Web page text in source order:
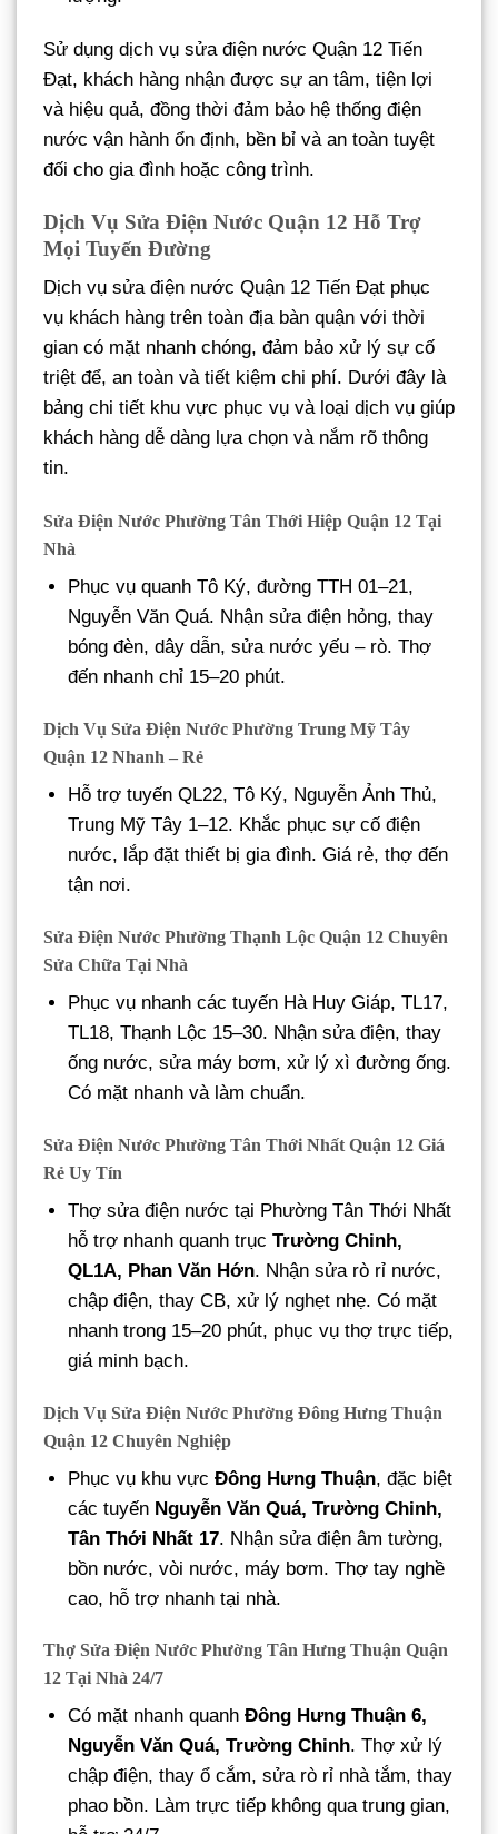
Sử dụng dịch vụ sửa điện nước Quận 12 Tiến
Đạt, khách hàng nhận được sự an tâm, tiện lợi
và hiệu quả, đồng thời đảm bảo hệ thống điện
nước vận hành ổn định, bền bỉ và an toàn tuyệt
đối cho gia đình hoặc công trình.
Dịch Vụ Sửa Điện Nước Quận 12 Hỗ Trợ
Mọi Tuyến Đường
Dịch vụ sửa điện nước Quận 12 Tiến Đạt phục
vụ khách hàng trên toàn địa bàn quận với thời
gian có mặt nhanh chóng, đảm bảo xử lý sự cố
triệt để, an toàn và tiết kiệm chi phí. Dưới đây là
bảng chi tiết khu vực phục vụ và loại dịch vụ giúp
khách hàng dễ dàng lựa chọn và nắm rõ thông
tin.
Sửa Điện Nước Phường Tân Thới Hiệp Quận 12 Tại
Nhà
Phục vụ quanh Tô Ký, đường TTH 01–21,
Nguyễn Văn Quá. Nhận sửa điện hỏng, thay
bóng đèn, dây dẫn, sửa nước yếu – rò. Thợ
đến nhanh chỉ 15–20 phút.
Dịch Vụ Sửa Điện Nước Phường Trung Mỹ Tây
Quận 12 Nhanh – Rẻ
Hỗ trợ tuyến QL22, Tô Ký, Nguyễn Ảnh Thủ,
Trung Mỹ Tây 1–12. Khắc phục sự cố điện
nước, lắp đặt thiết bị gia đình. Giá rẻ, thợ đến
tận nơi.
Sửa Điện Nước Phường Thạnh Lộc Quận 12 Chuyên
Sửa Chữa Tại Nhà
Phục vụ nhanh các tuyến Hà Huy Giáp, TL17,
TL18, Thạnh Lộc 15–30. Nhận sửa điện, thay
ống nước, sửa máy bơm, xử lý xì đường ống.
Có mặt nhanh và làm chuẩn.
Sửa Điện Nước Phường Tân Thới Nhất Quận 12 Giá
Rẻ Uy Tín
Thợ sửa điện nước tại Phường Tân Thới Nhất
hỗ trợ nhanh quanh trụcTrường Chinh,
QL1A, Phan Văn Hớn. Nhận sửa rò rỉ nước,
chập điện, thay CB, xử lý nghẹt nhẹ. Có mặt
nhanh trong 15–20 phút, phục vụ thợ trực tiếp,
giá minh bạch.
Dịch Vụ Sửa Điện Nước Phường Đông Hưng Thuận
Quận 12 Chuyên Nghiệp
Phục vụ khu vựcĐông Hưng Thuận, đặc biệt
các tuyến Nguyễn Văn Quá, Trường Chinh,
Tân Thới Nhất 17. Nhận sửa điện âm tường,
bồn nước, vòi nước, máy bơm. Thợ tay nghề
cao, hỗ trợ nhanh tại nhà.
Thợ Sửa Điện Nước Phường Tân Hưng Thuận Quận
12 Tại Nhà 24/7
Có mặt nhanh quanhĐông Hưng Thuận 6,
Nguyễn Văn Quá, Trường Chinh. Thợ xử lý
chập điện, thay ổ cắm, sửa rò rỉ nhà tắm, thay
phao bồn. Làm trực tiếp không qua trung gian,